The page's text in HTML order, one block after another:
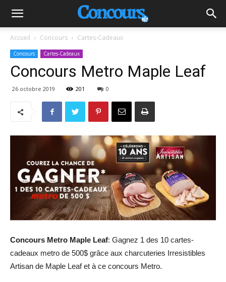
Accueil Concours Cartes-Cadeaux
Concours Cartes-Cadeaux
Concours Metro Maple Leaf
26 octobre 2019 201 0
Concours Metro Maple Leaf: Gagnez 1 des 10 cartes-
cadeaux metro de 500$ grâce aux charcuteries Irresistibles
Artisan de Maple Leaf et à ce concours Metro.